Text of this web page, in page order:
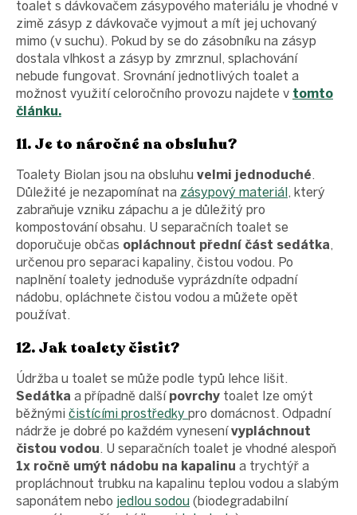
toalet s dávkovačem zásypového materiálu je vhodné v
zimě zásyp z dávkovače vyjmout a mít jej uchovaný
mimo (v suchu). Pokud by se do zásobníku na zásyp
dostala vlhkost a zásyp by zmrznul, splachování
nebude fungovat. Srovnání jednotlivých toalet a
možnost využití celoročního provozu najdete v tomto
článku.
11. Je to náročné na obsluhu?
Toalety Biolan jsou na obsluhu velmi jednoduché.
Důležité je nezapomínat na zásypový materiál, který
zabraňuje vzniku zápachu a je důležitý pro
kompostování obsahu. U separačních toalet se
doporučuje občas opláchnout přední část sedátka,
určenou pro separaci kapaliny, čistou vodou. Po
naplnění toalety jednoduše vyprázdníte odpadní
nádobu, opláchnete čistou vodou a můžete opět
používat.
12. Jak toalety čistit?
Údržba u toalet se může podle typů lehce lišit.
Sedátka a případně další povrchy toalet lze omýt
běžnými čistícími prostředky pro domácnost. Odpadní
nádrže je dobré po každém vynesenívypláchnout
čistou vodou. U separačních toalet je vhodné alespoň
1x ročně umýt nádobu na kapalinu a trychtýř a
propláchnout trubku na kapalinu teplou vodou a slabým
saponátem nebo jedlou sodou (biodegradabilní